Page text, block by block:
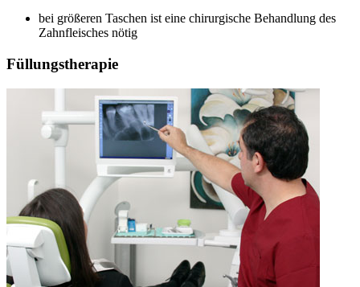
bei größeren Taschen ist eine chirurgische Behandlung des
Zahnfleisches nötig
Füllungstherapie